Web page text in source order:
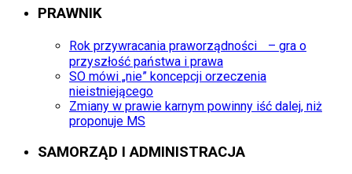
PRAWNIK
Rok przywracania praworządności – gra o
przyszłość państwa i prawa
SO mówi „nie” koncepcji orzeczenia
nieistniejącego
Zmiany w prawie karnym powinny iść dalej, niż
proponuje MS
SAMORZĄD I ADMINISTRACJA